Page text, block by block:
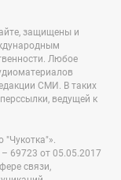
защищены и
Любое
СМИ. В таких
ведущей к
"Чукотка"».
69723 от 05.05.2017
связи,